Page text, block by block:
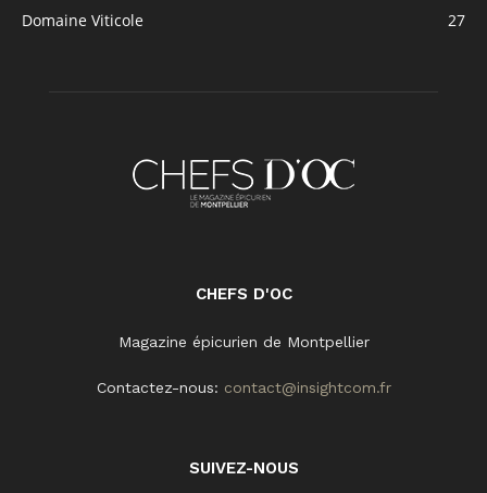
Domaine Viticole
27
CHEFS D'OC
Magazine épicurien de Montpellier
Contactez-nous: contact@insightcom.fr
SUIVEZ-NOUS